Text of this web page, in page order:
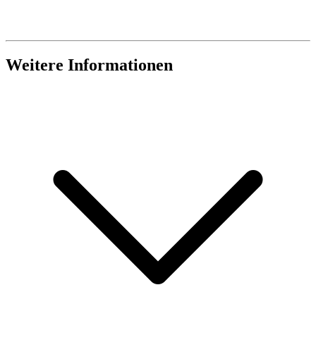
Weitere Informationen